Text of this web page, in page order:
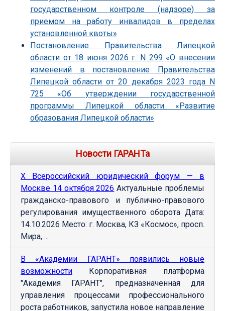
государственном контроле (надзоре) за
приемом на работу инвалидов в пределах
установленной квоты»
Постановление Правительства Липецкой
области от 18 июня 2026 г. N 299 «О внесении
изменений в постановление Правительства
Липецкой области от 20 декабря 2023 года N
725 «Об утверждении государственной
программы Липецкой области «Развитие
образования Липецкой области»
Новости ГАРАНТа
Х Всероссийский юридический форум — в
Москве 14 октября 2026 Актуальные проблемы
гражданско-правового и публично-правового
регулирования имущественного оборота Дата:
14.10.2026 Место: г. Москва, КЗ «Космос», просп.
Мира, ...
В «Академии ГАРАНТ» появились новые
возможности Корпоративная платформа
"Академия ГАРАНТ", предназначенная для
управления процессами профессионального
роста работников, запустила новое направление